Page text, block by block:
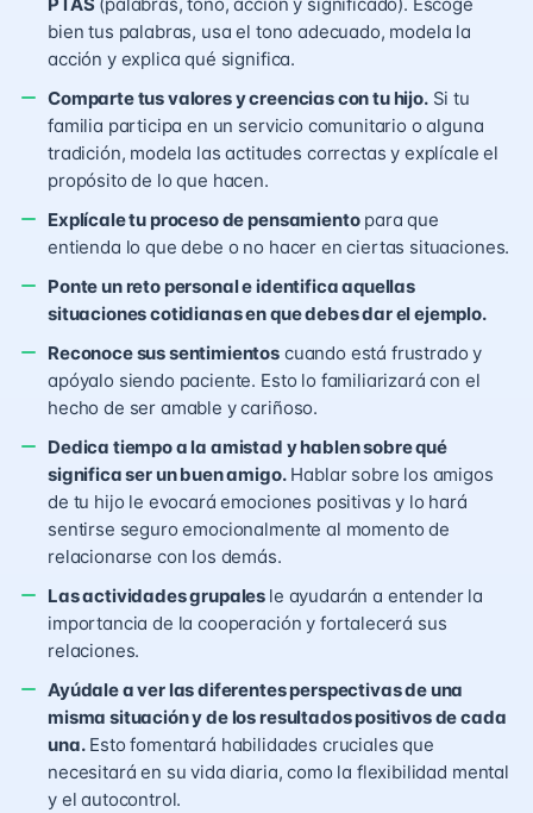
bien tus palabras, usa el tono adecuado, modela la
acción y explica qué significa.
Comparte tus valores y creencias con tu hijo.Si tu
familia participa en un servicio comunitario o alguna
tradición, modela las actitudes correctas y explícale el
propósito de lo que hacen.
Explícale tu proceso de pensamientopara que
entienda lo que debe o no hacer en ciertas situaciones.
Ponte un reto personal e identifica aquellas
situaciones cotidianas en que debes dar el ejemplo.
Reconoce sus sentimientos cuando está frustrado y
apóyalo siendo paciente. Esto lo familiarizará con el
hecho de ser amable y cariñoso.
Dedica tiempo a la amistad y hablen sobre qué
significa ser un buen amigo.Hablar sobre los amigos
de tu hijo le evocará emociones positivas y lo hará
sentirse seguro emocionalmente al momento de
relacionarse con los demás.
Las actividades grupales le ayudarán a entender la
importancia de la cooperación y fortalecerá sus
relaciones.
Ayúdale a ver las diferentes perspectivas de una
misma situación y de los resultados positivos de cada
una.Esto fomentará habilidades cruciales que
necesitará en su vida diaria, como la flexibilidad mental
y el autocontrol.